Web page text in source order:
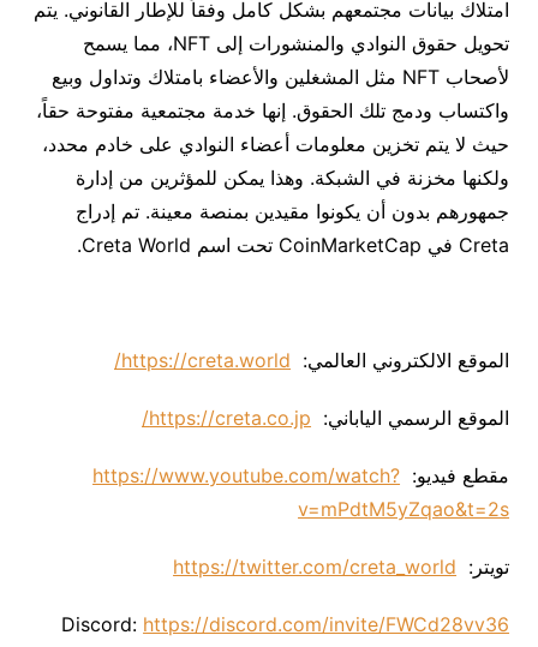
امتلاك بيانات مجتمعهم بشكل كامل وفقاً للإطار القانوني. يتم
تحويل حقوق النوادي والمنشورات إلى NFT، مما يسمح
لأصحاب NFT مثل المشغلين والأعضاء بامتلاك وتداول وبيع
واكتساب ودمج تلك الحقوق. إنها خدمة مجتمعية مفتوحة حقاً،
حيث لا يتم تخزين معلومات أعضاء النوادي على خادم محدد،
ولكنها مخزنة في الشبكة. وهذا يمكن للمؤثرين من إدارة
جمهورهم بدون أن يكونوا مقيدين بمنصة معينة. تم إدراج
Creta في CoinMarketCap تحت اسم Creta World.
الموقع الالكتروني العالمي: https://creta.world/
الموقع الرسمي الياباني: https://creta.co.jp/
مقطع فيديو: https://www.youtube.com/watch?
v=mPdtM5yZqao&t=2s
تويتر: https://twitter.com/creta_world
Discord: https://discord.com/invite/FWCd28vv36